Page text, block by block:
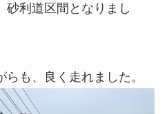
砂利道区間となりまし
も、良く走れました。